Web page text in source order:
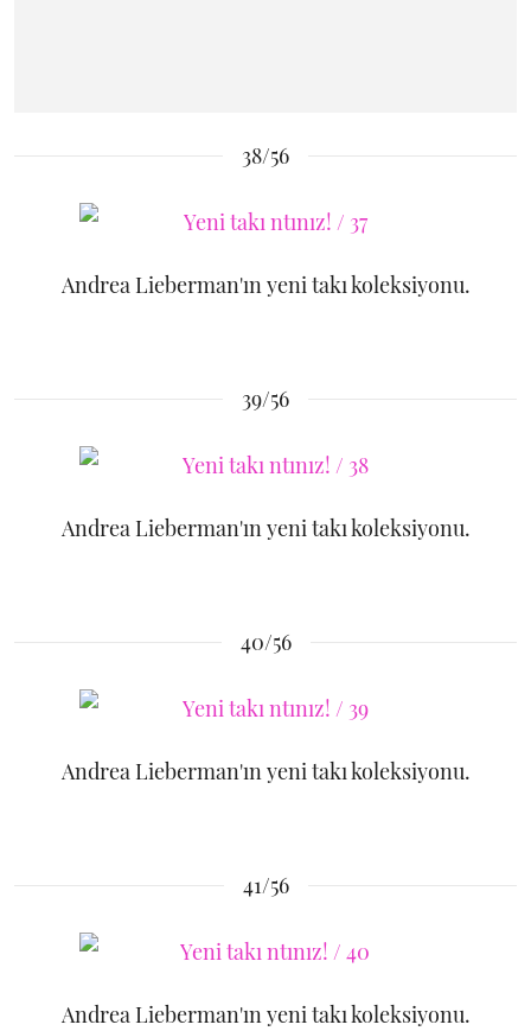
38/56
Andrea Lieberman'ın yeni takı koleksiyonu.
39/56
Andrea Lieberman'ın yeni takı koleksiyonu.
40/56
Andrea Lieberman'ın yeni takı koleksiyonu.
41/56
Andrea Lieberman'ın yeni takı koleksiyonu.